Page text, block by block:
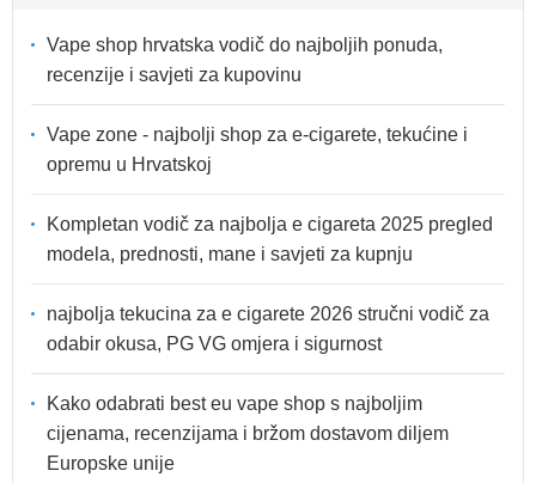
Vape shop hrvatska vodič do najboljih ponuda,
recenzije i savjeti za kupovinu
Vape zone - najbolji shop za e-cigarete, tekućine i
opremu u Hrvatskoj
Kompletan vodič za najbolja e cigareta 2025 pregled
modela, prednosti, mane i savjeti za kupnju
najbolja tekucina za e cigarete 2026 stručni vodič za
odabir okusa, PG VG omjera i sigurnost
Kako odabrati best eu vape shop s najboljim
cijenama, recenzijama i bržom dostavom diljem
Europske unije